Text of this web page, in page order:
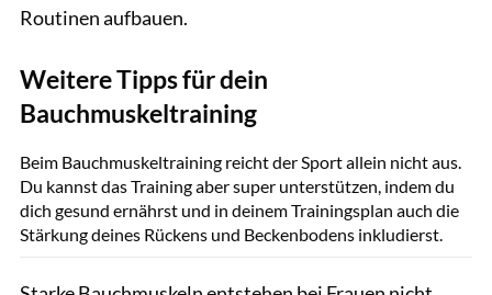
Routinen aufbauen.
Weitere Tipps für dein
Bauchmuskeltraining
Beim Bauchmuskeltraining reicht der Sport allein nicht aus.
Du kannst das Training aber super unterstützen, indem du
dich gesund ernährst und in deinem Trainingsplan auch die
Stärkung deines Rückens und Beckenbodens inkludierst.